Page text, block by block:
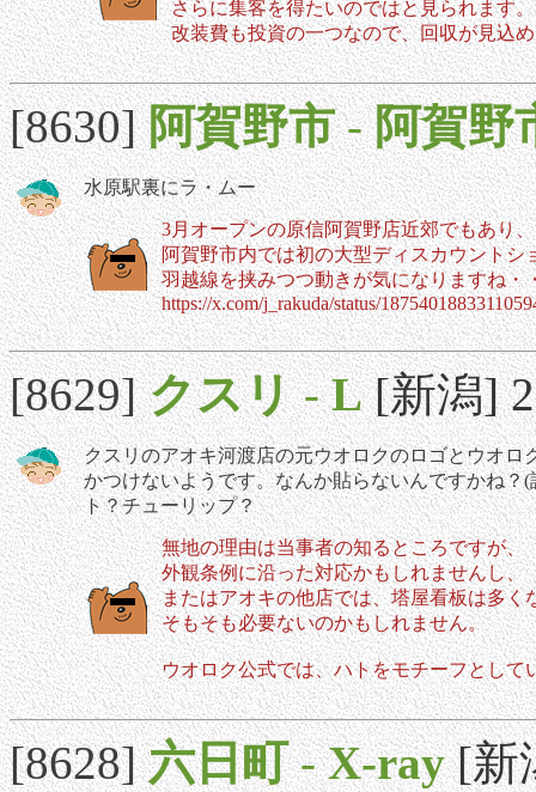
さらに集客を得たいのではと見られます。
改装費も投資の一つなので、回収が見込
[8630]阿賀野市-阿賀野
水原駅裏にラ・ムー
3月オープンの原信阿賀野店近郊でもあり、
阿賀野市内では初の大型ディスカウントシ
羽越線を挟みつつ動きが気になりますね・
https://x.com/j_rakuda/status/
[8629]クスリ-L [新潟]
クスリのアオキ河渡店の元ウオロクのロゴとウオ
かつけないようです。なんか貼らないんですかね
ト？チューリップ？
無地の理由は当事者の知るところですが、
外観条例に沿った対応かもしれませんし、
またはアオキの他店では、塔屋看板は多く
そもそも必要ないのかもしれません。
ウオロク公式では、ハトをモチーフとして
[8628]六日町-X-ray [新